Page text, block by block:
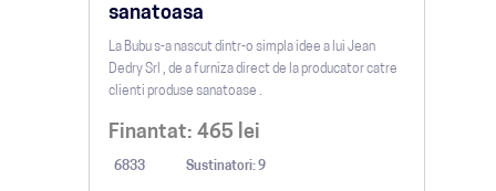
sanatoasa
La Bubu s-a nascut dintr-o simpla idee a lui Jean
Dedry Srl , de a furniza direct de la producator catre
clienti produse sanatoase .
Finantat: 465 lei
6833 Sustinatori: 9